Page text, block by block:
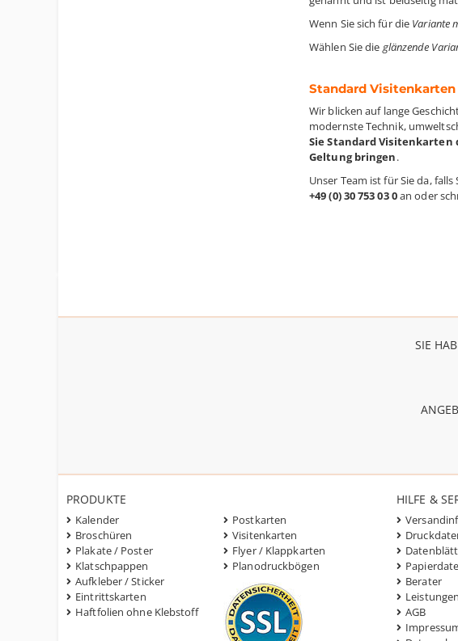
Wenn Sie sich für die Variante
Wählen Sie die glänzende
Standard
Wir blicken auf lange
modernste Technik,
Sie Standard
Geltung bringen.
Unser Team ist für Sie da,
+49 (0) 30 753 03 0an oder
SIE
PRODUKTE
Kalender
Broschüren
Plakate / Poster
Klatschpappen
Aufkleber / Sticker
Eintrittskarten
Haftfolien ohne Klebstoff
Postkarten
Visitenkarten
Flyer / Klappkarten
Planodruckbögen
HILFE &
Berater
Leistungen
AGB